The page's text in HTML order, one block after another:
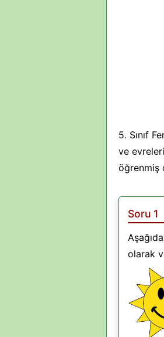
5. Sınıf
ve
öğrenmiş
Soru 1
olarak